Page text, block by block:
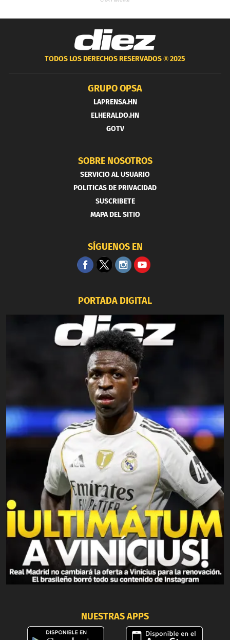
TODOS LOS DERECHOS RESERVADOS ®2025
GRUPO OPSA
LAPRENSA.HN
ELHERALDO.HN
GOTV
SOBRE NOSOTROS
SERVICIO AL USUARIO
POLITICAS DE PRIVACIDAD
SUSCRIBETE
MAPA DEL SITIO
SÍGUENOS EN
PORTADA DIGITAL
NUESTRAS APPS